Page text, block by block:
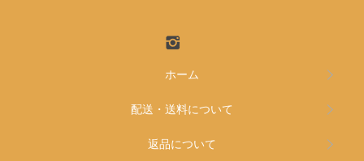
ホーム
配送・送料について
返品について